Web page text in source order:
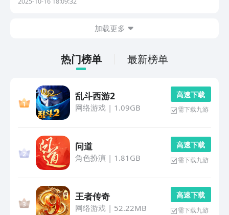
加载更多
热门榜单 最新榜单
乱斗西游2
网络游戏| 1.09GB
高 速 下 载
需下载九游
问道
角色扮演 | 1.81GB
高 速 下 载
需下载九游
王者传奇
网络游戏| 52.22MB
高 速 下 载
需下载九游